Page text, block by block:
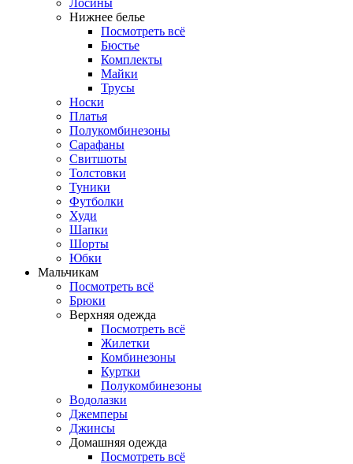
Нижнее белье
Посмотреть всё
Бюстье
Комплекты
Майки
Трусы
Носки
Платья
Полукомбинезоны
Сарафаны
Свитшоты
Толстовки
Туники
Футболки
Худи
Шапки
Шорты
Юбки
Мальчикам
Посмотреть всё
Брюки
Верхняя одежда
Посмотреть всё
Жилетки
Комбинезоны
Куртки
Полукомбинезоны
Водолазки
Джемперы
Джинсы
Домашняя одежда
Посмотреть всё